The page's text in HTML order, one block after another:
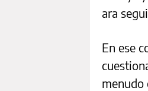
ara
En ese
menudo